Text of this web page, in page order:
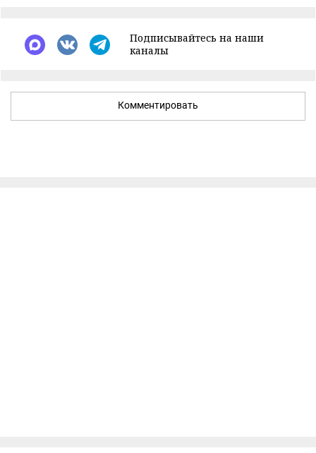
Подписывайтесь на наши
каналы
Комментировать